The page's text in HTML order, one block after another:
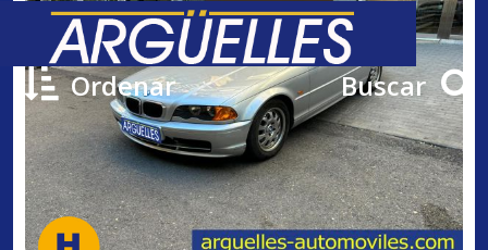
Ordenar Buscar